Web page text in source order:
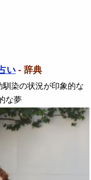
い - 辞典
馴染の状況が印象的な
な夢